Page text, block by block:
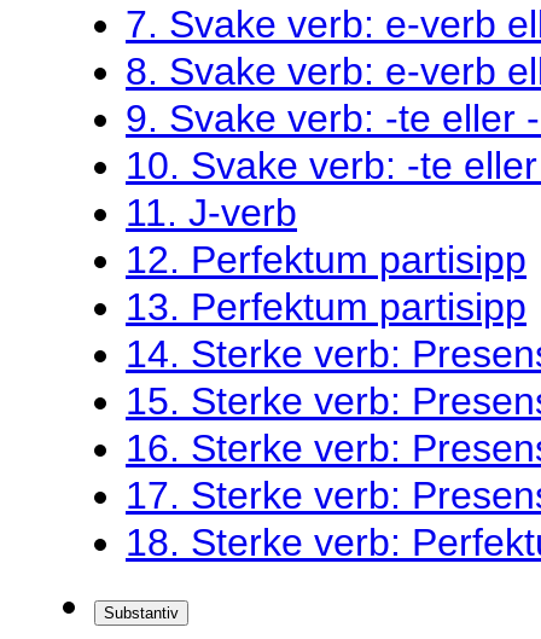
7. Svake verb: e-verb
8. Svake verb: e-verb
9. Svake verb: -te eller
10. Svake verb: -te
11. J-verb
12. Perfektum partisipp
13. Perfektum partisipp
14. Sterke verb:
15. Sterke verb:
16. Sterke verb:
17. Sterke verb:
18. Sterke verb:
Substantiv